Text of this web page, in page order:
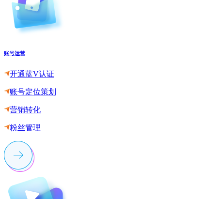
账号运营
开通蓝V认证
账号定位策划
营销转化
粉丝管理